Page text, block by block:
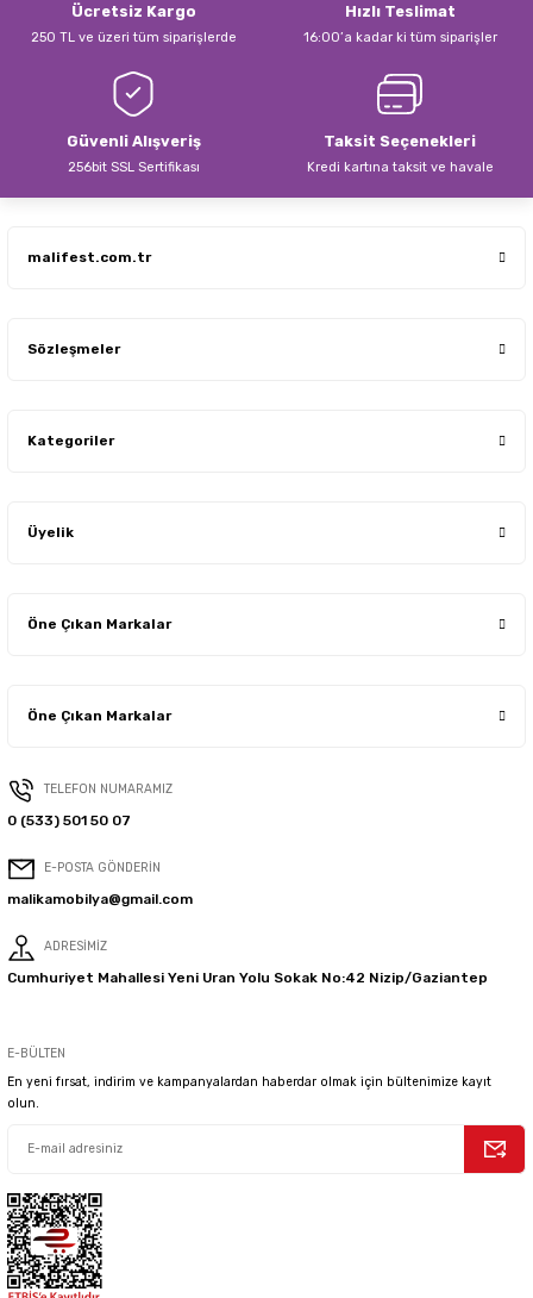
Ücretsiz Kargo
250 TL ve üzeri tüm siparişlerde
Hızlı Teslimat
16:00’a kadar ki tüm siparişler
Güvenli Alışveriş
256bit SSL Sertifikası
Taksit Seçenekleri
Kredi kartına taksit ve havale
malifest.com.tr
Sözleşmeler
Kategoriler
Üyelik
Öne Çıkan Markalar
Öne Çıkan Markalar
TELEFON NUMARAMIZ
0 (533) 501 50 07
E-POSTA GÖNDERİN
malikamobilya@gmail.com
ADRESİMİZ
Cumhuriyet Mahallesi Yeni Uran Yolu Sokak No:42 Nizip/Gaziantep
E-BÜLTEN
En yeni fırsat, indirim ve kampanyalardan haberdar olmak için bültenimize kayıt
olun.